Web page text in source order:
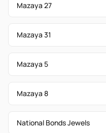
Mazaya 27
Mazaya 31
Mazaya 5
Mazaya 8
National Bonds Jewels